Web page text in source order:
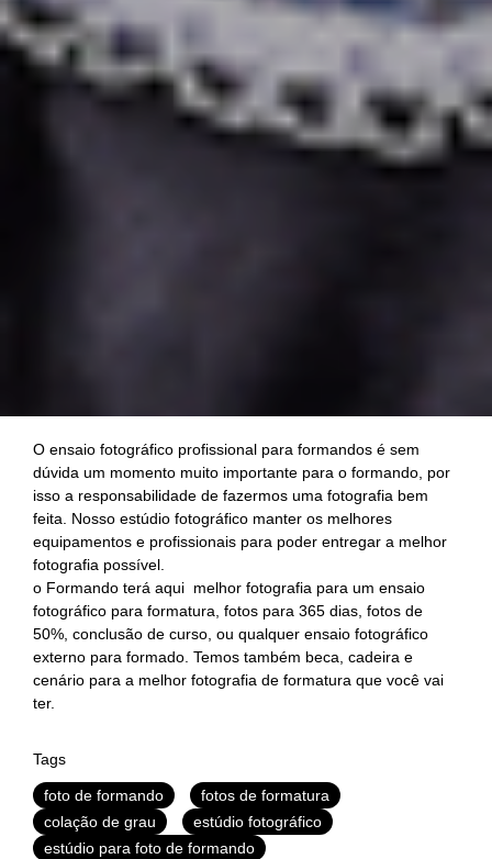
O ensaio fotográfico profissional para formandos é sem
dúvida um momento muito importante para o formando, por
isso a responsabilidade de fazermos uma fotografia bem
feita. Nosso estúdio fotográfico manter os melhores
equipamentos e profissionais para poder entregar a melhor
fotografia possível.
o Formando terá aqui melhor fotografia para um ensaio
fotográfico para formatura, fotos para 365 dias, fotos de
50%, conclusão de curso, ou qualquer ensaio fotográfico
externo para formado. Temos também beca, cadeira e
cenário para a melhor fotografia de formatura que você vai
ter.
Tags
foto de formando
fotos de formatura
colação de grau
estúdio fotográfico
estúdio para foto de formando